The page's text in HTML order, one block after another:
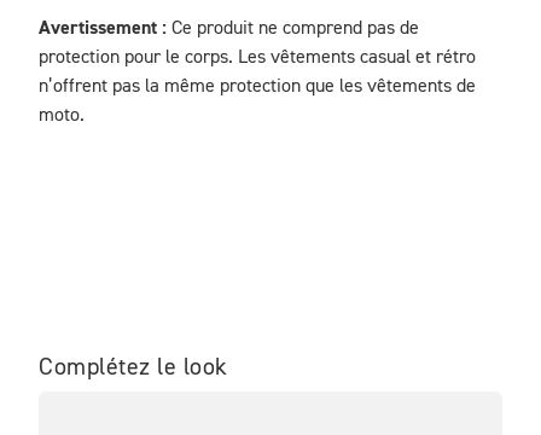
Avertissement : Ce produit ne comprend pas de
protection pour le corps. Les vêtements casual et rétro
n’offrent pas la même protection que les vêtements de
moto.
Complétez le look